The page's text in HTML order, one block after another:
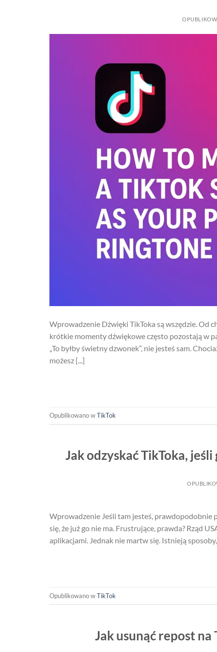
Wprowadzenie Dźwięki TikToka są wszędzie. Od
krótkie momenty dźwiękowe często pozostają w
„To byłby świetny dzwonek”, nie jesteś sam.
możesz [...]
Opublikowano wTikTok
Jak odzyskać TikToka,
Wprowadzenie Jeśli tam jesteś, prawdopodobnie
się, że już go nie ma. Frustrujące, prawda? Rząd
aplikacjami. Jednak nie martw się. Istnieją
Opublikowano wTikTok
Jak usunąć repost